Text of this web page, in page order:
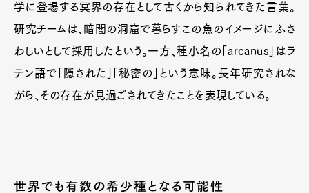
学に登場する冥界の存在として古くから知られてきた言葉。
研究チームは、暗闇の洞窟で暮らすこの魚のイメージにふさ
わしいとして採用したという。一方、種小名の「arcanus」はラ
テン語で「隠された」「秘密の」という意味。長年研究されな
がら、その存在が見過ごされてきたことを表現している。
世界でも有数の希少種となる可能性